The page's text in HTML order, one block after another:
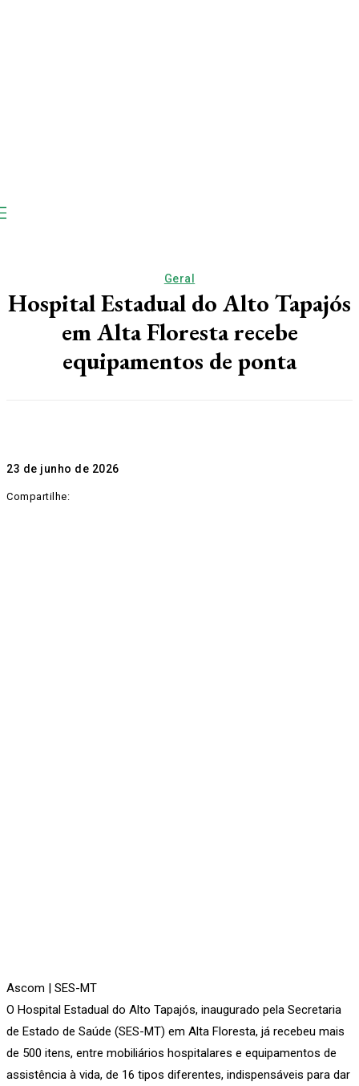
Geral
Hospital Estadual do Alto Tapajós
em Alta Floresta recebe
equipamentos de ponta
23 de junho de 2026
Compartilhe:
Ascom | SES-MT
O Hospital Estadual do Alto Tapajós, inaugurado pela Secretaria
de Estado de Saúde (SES-MT) em Alta Floresta, já recebeu mais
de 500 itens, entre mobiliários hospitalares e equipamentos de
assistência à vida, de 16 tipos diferentes, indispensáveis para dar